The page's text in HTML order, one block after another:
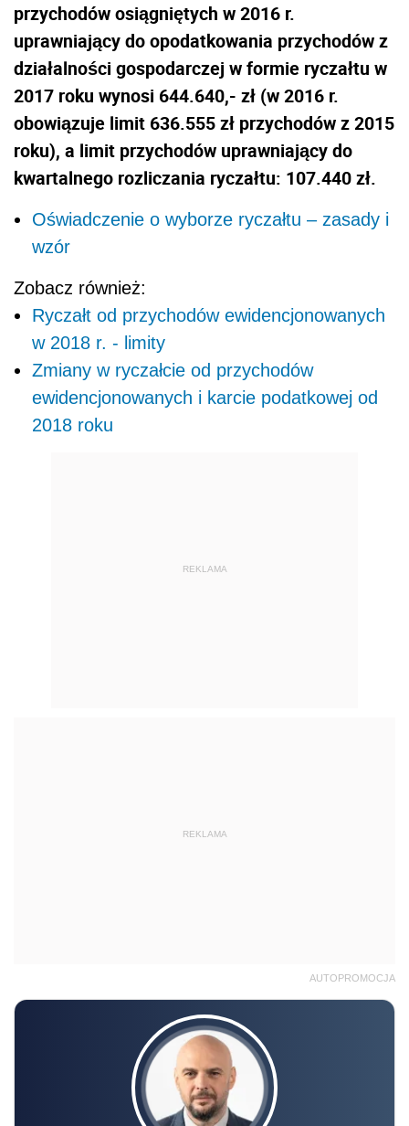
przychodów osiągniętych w 2016 r.
uprawniający do opodatkowania przychodów z
działalności gospodarczej w formie ryczałtu w
2017 roku wynosi 644.640,- zł (w 2016 r.
obowiązuje limit 636.555 zł przychodów z 2015
roku), a limit przychodów uprawniający do
kwartalnego rozliczania ryczałtu: 107.440 zł.
Oświadczenie o wyborze ryczałtu – zasady i
wzór
Zobacz również:
Ryczałt od przychodów ewidencjonowanych
w 2018 r. - limity
Zmiany w ryczałcie od przychodów
ewidencjonowanych i karcie podatkowej od
2018 roku
REKLAMA
REKLAMA
AUTOPROMOCJA